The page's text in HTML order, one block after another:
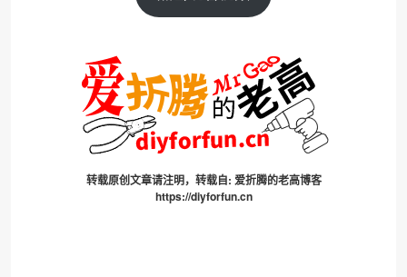
转载原创文章请注明，转载自: 爱折腾的老高博客
https://diyforfun.cn